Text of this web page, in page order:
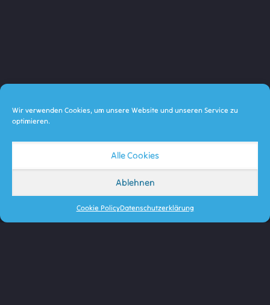
Wir verwenden Cookies, um unsere Website und unseren Service zu
optimieren.
Alle Cookies
Ablehnen
Cookie PolicyDatenschutzerklärung